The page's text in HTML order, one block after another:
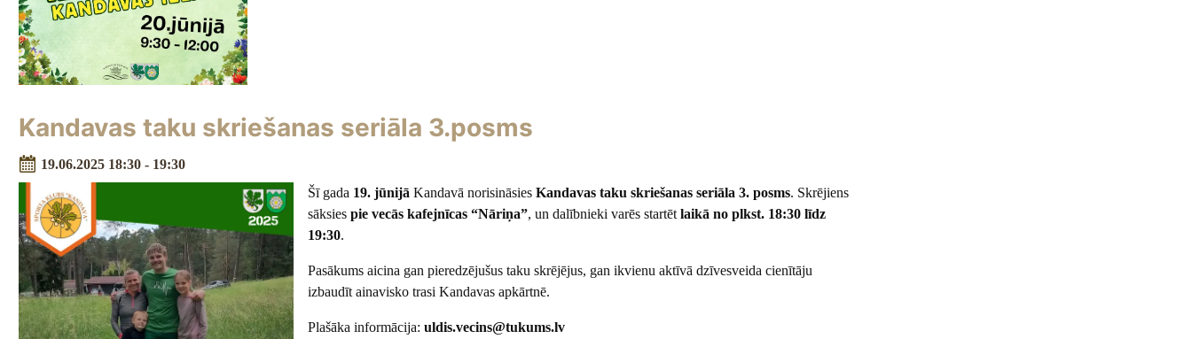
Kandavas taku skriešanas seriāla 3.posms
19.06.2025 18:30 - 19:30
Šī gada 19. jūnijā Kandavā norisināsiesKandavas taku skriešanas seriāla 3. posms. Skrējiens
sāksiespie vecās kafejnīcas “Nāriņa”, un dalībnieki varēs startētlaikā no plkst. 18:30 līdz
19:30.
Pasākums aicina gan pieredzējušus taku skrējējus, gan ikvienu aktīvā dzīvesveida cienītāju
izbaudīt ainavisko trasi Kandavas apkārtnē.
Plašāka informācija:uldis.vecins@tukums.lv